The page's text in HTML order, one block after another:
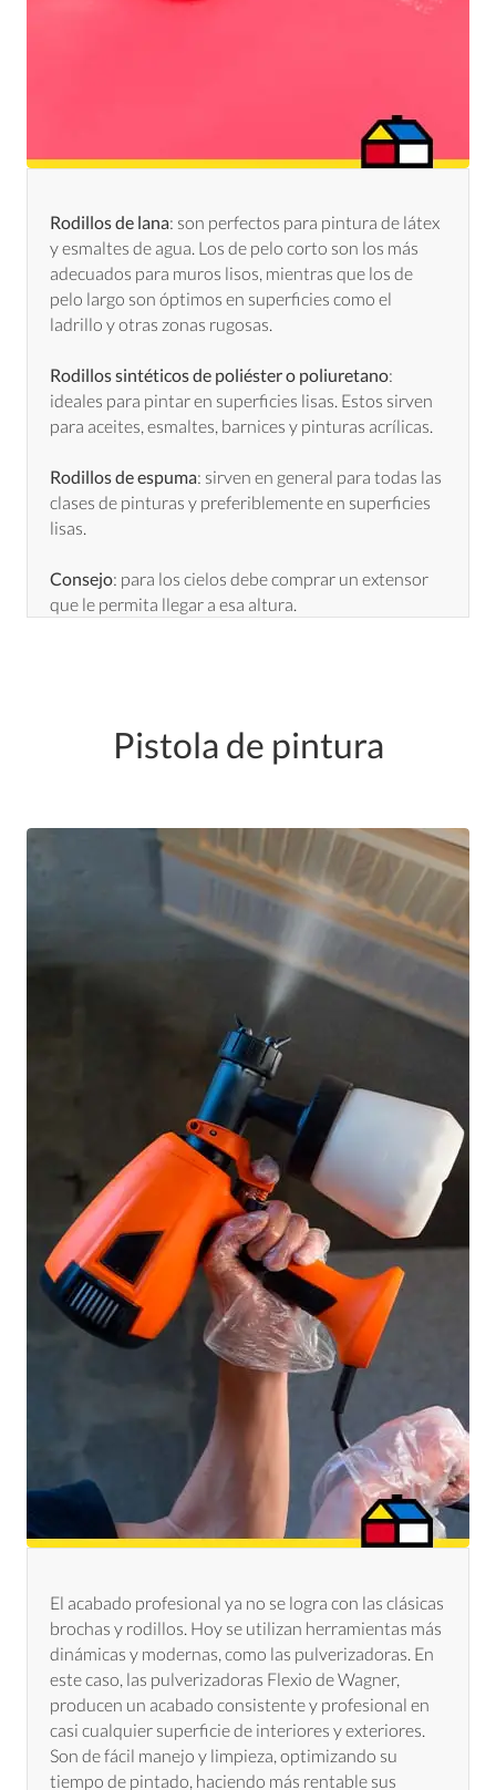
Rodillos de lana: son perfectos para pintura de látex
y esmaltes de agua. Los de pelo corto son los más
adecuados para muros lisos, mientras que los de
pelo largo son óptimos en superficies como el
ladrillo y otras zonas rugosas.
Rodillos sintéticos de poliéster o poliuretano:
ideales para pintar en superficies lisas. Estos sirven
para aceites, esmaltes, barnices y pinturas acrílicas.
Rodillos de espuma: sirven en general para todas las
clases de pinturas y preferiblemente en superficies
lisas.
Consejo: para los cielos debe comprar un extensor
que le permita llegar a esa altura.
Pistola de pintura
El acabado profesional ya no se logra con las clásicas
brochas y rodillos. Hoy se utilizan herramientas más
dinámicas y modernas, como las pulverizadoras. En
este caso, las pulverizadoras Flexio de Wagner,
producen un acabado consistente y profesional en
casi cualquier superficie de interiores y exteriores.
Son de fácil manejo y limpieza, optimizando su
tiempo de pintado, haciendo más rentable sus